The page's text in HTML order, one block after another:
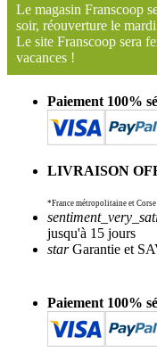
Le magasin Franscoop
soir, réouverture le
Le site Franscoop sera
vacances !
Paiement 100%
LIVRAISON
*France métropolitaine et Corse
jusqu'à 15 jours
starGarantie et
Paiement 100%